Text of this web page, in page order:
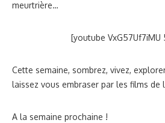
meurtrière…
[youtube VxG57Uf7iMU
Cette semaine, sombrez, vivez,
laissez vous embraser par les films de
A la semaine prochaine !